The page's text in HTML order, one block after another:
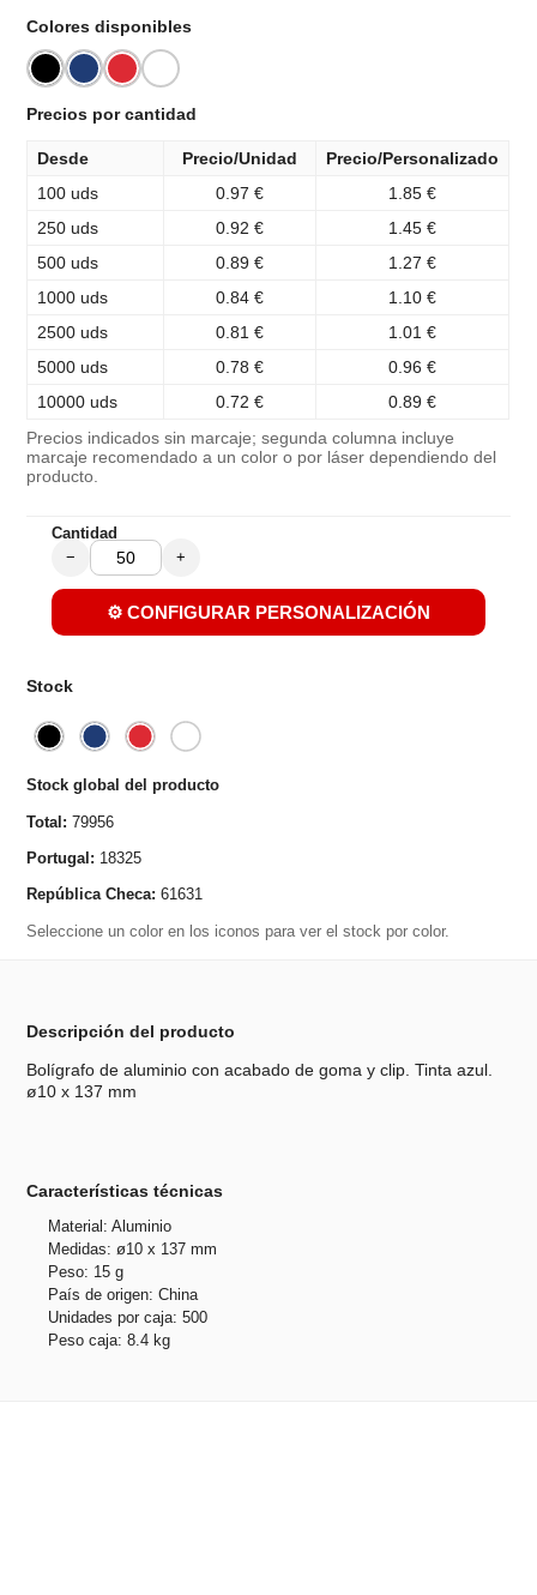
Colores disponibles
Precios por cantidad
Desde Precio/Unidad
Precio/Personalizado
100 uds
0.97 €
1.85 €
250 uds
0.92 €
1.45 €
500 uds
0.89 €
1.27 €
1000 uds
0.84 €
1.10 €
2500 uds
0.81 €
1.01 €
5000 uds
0.78 €
0.96 €
10000 uds
0.72 € 0.89 €
Precios indicados sin marcaje; segunda columna incluye
marcaje recomendado a un color o por láser dependiendo del
producto.
Cantidad
− +
⚙️ CONFIGURAR PERSONALIZACIÓN
Stock
Stock global del producto
Total: 79956
Portugal: 18325
República Checa: 61631
Seleccione un color en los iconos para ver el stock por color.
Descripción del producto
Bolígrafo de aluminio con acabado de goma y clip. Tinta azul.
ø10 x 137 mm
Características técnicas
Material: Aluminio
Medidas: ø10 x 137 mm
Peso: 15 g
País de origen: China
Unidades por caja: 500
Peso caja: 8.4 kg